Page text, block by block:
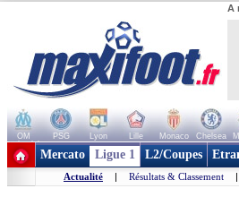
A
OM PSG Lyon Lille Monaco Chelsea
+ de clubs
Mercato Ligue 1 L2/Coupes
Actualité | Résultats & Classement |